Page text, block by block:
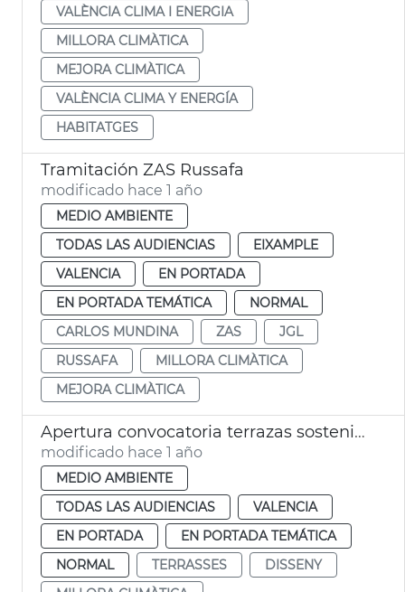
VALÈNCIA CLIMA I ENERGIA
MILLORA CLIMÀTICA
MEJORA CLIMÀTICA
VALÈNCIA CLIMA Y ENERGÍA
HABITATGES
Tramitación ZAS Russafa
modificado hace 1 año
MEDIO AMBIENTE
TODAS LAS AUDIENCIAS
EIXAMPLE
VALENCIA
EN PORTADA
EN PORTADA TEMÁTICA
NORMAL
CARLOS MUNDINA
ZAS
JGL
RUSSAFA
MILLORA CLIMÀTICA
MEJORA CLIMÀTICA
Apertura convocatoria terrazas sostenibles
modificado hace 1 año
MEDIO AMBIENTE
TODAS LAS AUDIENCIAS
VALENCIA
EN PORTADA
EN PORTADA TEMÁTICA
NORMAL
TERRASSES
DISSENY